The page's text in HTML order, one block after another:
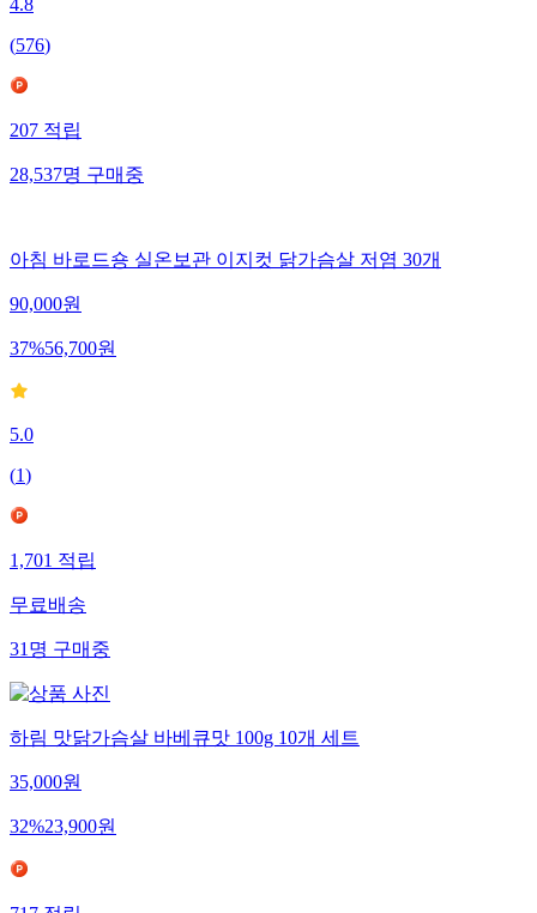
4.8
(576)
207적립
28,537명구매중
아침 바로드숑 실온보관 이지컷 닭가슴살 저염 30개
90,000원
37%56,700원
5.0
(1)
1,701적립
무료배송
31명구매중
하림 맛닭가슴살 바베큐맛 100g 10개 세트
35,000원
32%23,900원